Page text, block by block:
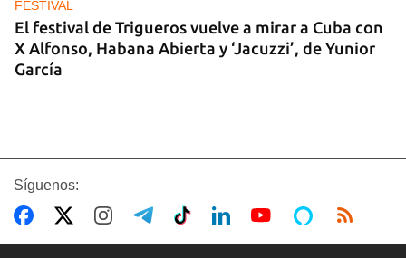
FESTIVAL
El festival de Trigueros vuelve a mirar a Cuba con
X Alfonso, Habana Abierta y ‘Jacuzzi’, de Yunior
García
Síguenos: